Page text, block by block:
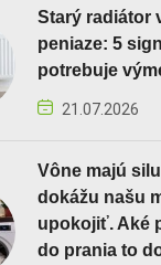
Starý radiátor
peniaze: 5
potrebuje
21.07.2026
Vône majú
dokážu našu
upokojiť. Aké
do prania to